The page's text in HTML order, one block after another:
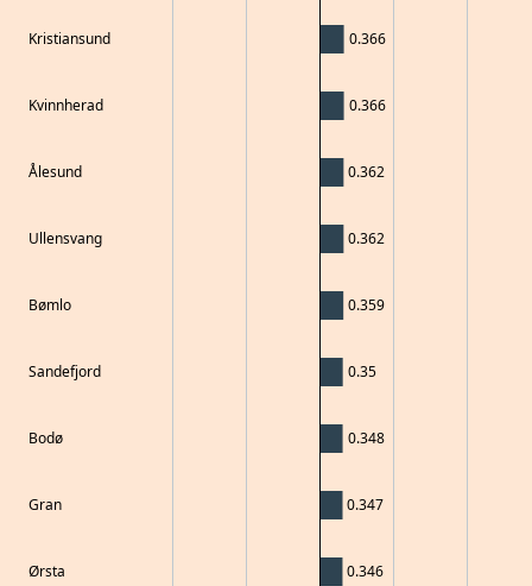
Kristiansund
Kvinnherad
Ålesund
Ullensvang
Bømlo
Sandefjord
Bodø
Gran
Ørsta
0.366
0.366
0.362
0.362
0.359
0.35
0.348
0.347
0.346